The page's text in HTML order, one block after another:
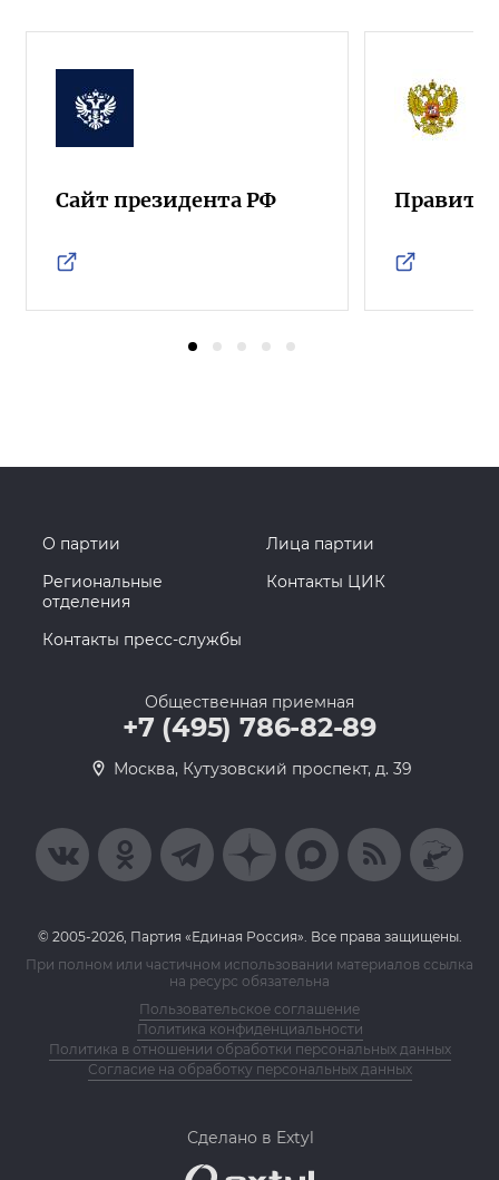
Сайт президента РФ
О партии
Лица партии
Региональные
отделения
Контакты ЦИК
Контакты пресс-службы
Общественная приемная
+7 (495) 786-82-89
Москва, Кутузовский проспект, д. 39
© 2005-2026, Партия «Единая Россия». Все права защищены.
При полном или частичном использовании материалов ссылка
на ресурс обязательна
Пользовательское соглашение
Политика конфиденциальности
Политика в отношении обработки персональных данных
Согласие на обработку персональных данных
Сделано в Extyl